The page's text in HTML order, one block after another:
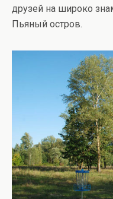
друзей на широко
Пьяный остров.